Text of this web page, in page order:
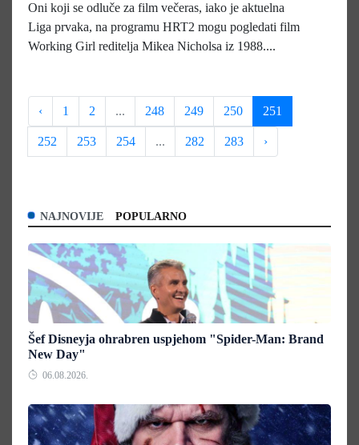
Oni koji se odluče za film večeras, iako je aktuelna
Liga prvaka, na programu HRT2 mogu pogledati film
Working Girl reditelja Mikea Nicholsa iz 1988....
‹ 1 2 ... 248 249 250 251
252 253 254 ... 282 283 ›
NAJNOVIJE POPULARNO
Šef Disneyja ohrabren uspjehom "Spider-Man: Brand
New Day"
06.08.2026.